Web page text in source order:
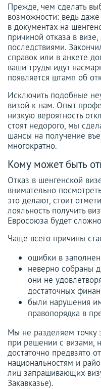
Прежде, чем сделать
возможности: ведь
в документах на
причиной отказа в
последствиями.
справок или в анкете
ваши труды идут
появляется штамп об
Исключить подобные
визой к нам. Опыт
низкую вероятность
стоят недорого, мы
шансы на получение
многократно.
Кому может быть
Отказ в шенгенской
внимательно
это делают, стоит
лояльность получить
Евросоюза будет
Чаще всего причины
ошибки в
неверно собраны
они не
достаточных
были нарушения
правопорядка в
Мы не разделяем точку
при решении с визами,
достаточно предвзято
национальностям и
лиц запрашивающих
Закавказье).